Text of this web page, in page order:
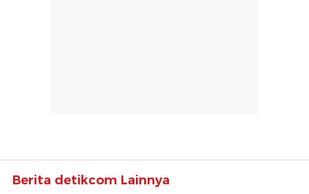
Berita detikcom Lainnya